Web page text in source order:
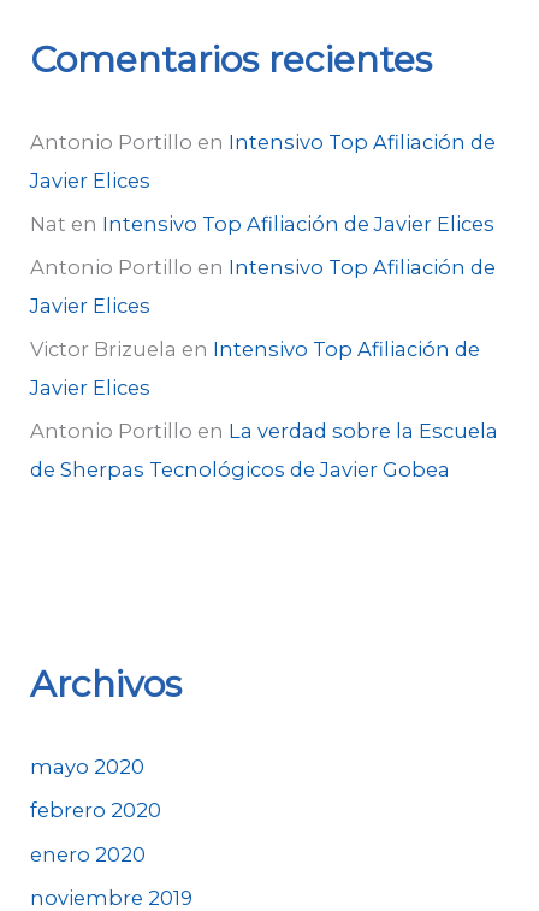
Comentarios recientes
Antonio Portillo en Intensivo Top Afiliación de
Javier Elices
Nat en Intensivo Top Afiliación de Javier Elices
Antonio Portillo en Intensivo Top Afiliación de
Javier Elices
Victor Brizuela en Intensivo Top Afiliación de
Javier Elices
Antonio Portillo en La verdad sobre la Escuela
de Sherpas Tecnológicos de Javier Gobea
Archivos
mayo 2020
febrero 2020
enero 2020
noviembre 2019